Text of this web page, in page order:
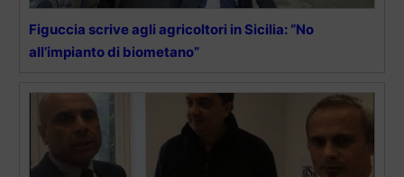
Figuccia scrive agli agricoltori in Sicilia: “No
all’impianto di biometano”